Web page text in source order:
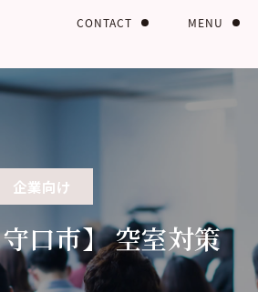
MENU
CONTACT
企業向け
口市】 空室対策